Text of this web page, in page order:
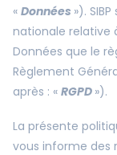
« Données »).
nationale relative
Données que le
Règlement
après : « RGPD »).
La présente
vous informe des